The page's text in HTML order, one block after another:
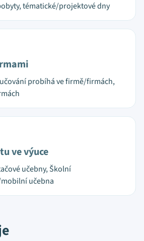
tématické/projektové dny
probíhá ve firmě/firmách,
ve výuce
učebny, Školní
učebna